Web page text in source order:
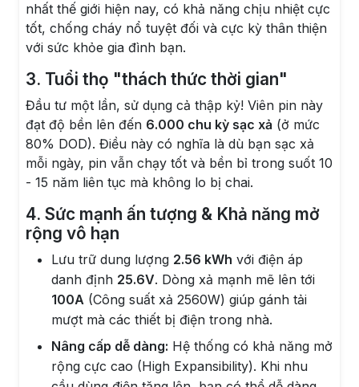
nhất thế giới hiện nay, có khả năng chịu nhiệt cực
tốt, chống cháy nổ tuyệt đối và cực kỳ thân thiện
với sức khỏe gia đình bạn.
3. Tuổi thọ "thách thức thời gian"
Đầu tư một lần, sử dụng cả thập kỷ! Viên pin này
đạt độ bền lên đến 6.000 chu kỳ sạc xả (ở mức
80% DOD). Điều này có nghĩa là dù bạn sạc xả
mỗi ngày, pin vẫn chạy tốt và bền bỉ trong suốt 10
- 15 năm liên tục mà không lo bị chai.
4. Sức mạnh ấn tượng & Khả năng mở
rộng vô hạn
Lưu trữ dung lượng 2.56 kWh với điện áp
danh định 25.6V. Dòng xả mạnh mẽ lên tới
100A (Công suất xả 2560W) giúp gánh tải
mượt mà các thiết bị điện trong nhà.
Nâng cấp dễ dàng: Hệ thống có khả năng mở
rộng cực cao (High Expansibility). Khi nhu